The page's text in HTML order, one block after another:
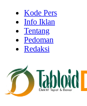
Kode Pers
Info Iklan
Tentang
Pedoman
Redaksi